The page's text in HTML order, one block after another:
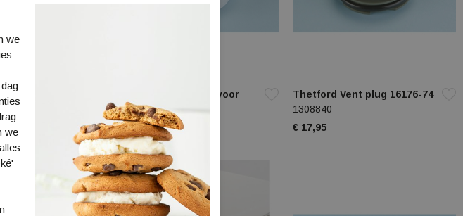
Potti Qube
Thetford Afsluitdop voor
345 Porta Potti
1304110
€ 9,99
Thetford Vent plug 16176-74
1308840
€ 17,95
we
we
alles